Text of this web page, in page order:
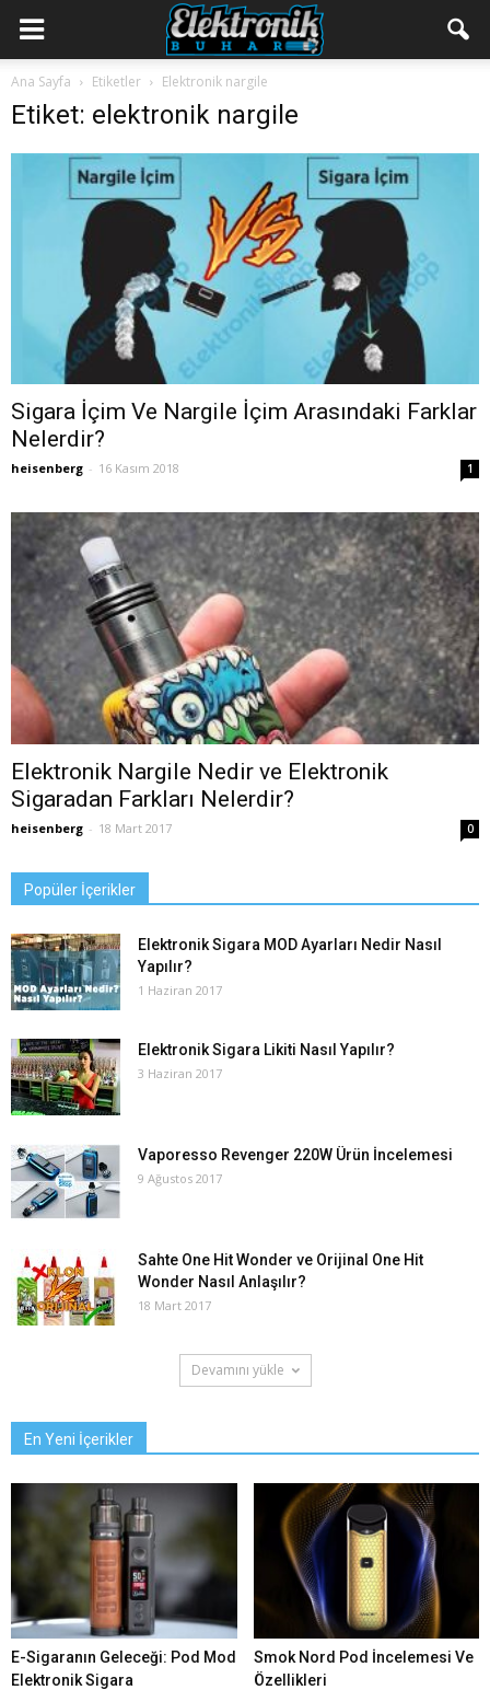
Ana Sayfa Etiketler Elektronik nargile
Etiket: elektronik nargile
Sigara İçim Ve Nargile İçim Arasındaki Farklar
Nelerdir?
heisenberg - 16 Kasım 2018 1
Elektronik Nargile Nedir ve Elektronik
Sigaradan Farkları Nelerdir?
heisenberg - 18 Mart 2017 0
Popüler İçerikler
Elektronik Sigara MOD Ayarları Nedir Nasıl
Yapılır?
1 Haziran 2017
Elektronik Sigara Likiti Nasıl Yapılır?
3 Haziran 2017
Vaporesso Revenger 220W Ürün İncelemesi
9 Ağustos 2017
Sahte One Hit Wonder ve Orijinal One Hit
Wonder Nasıl Anlaşılır?
18 Mart 2017
Devamını yükle
En Yeni İçerikler
E-Sigaranın Geleceği: Pod Mod
Elektronik Sigara
Smok Nord Pod İncelemesi Ve
Özellikleri